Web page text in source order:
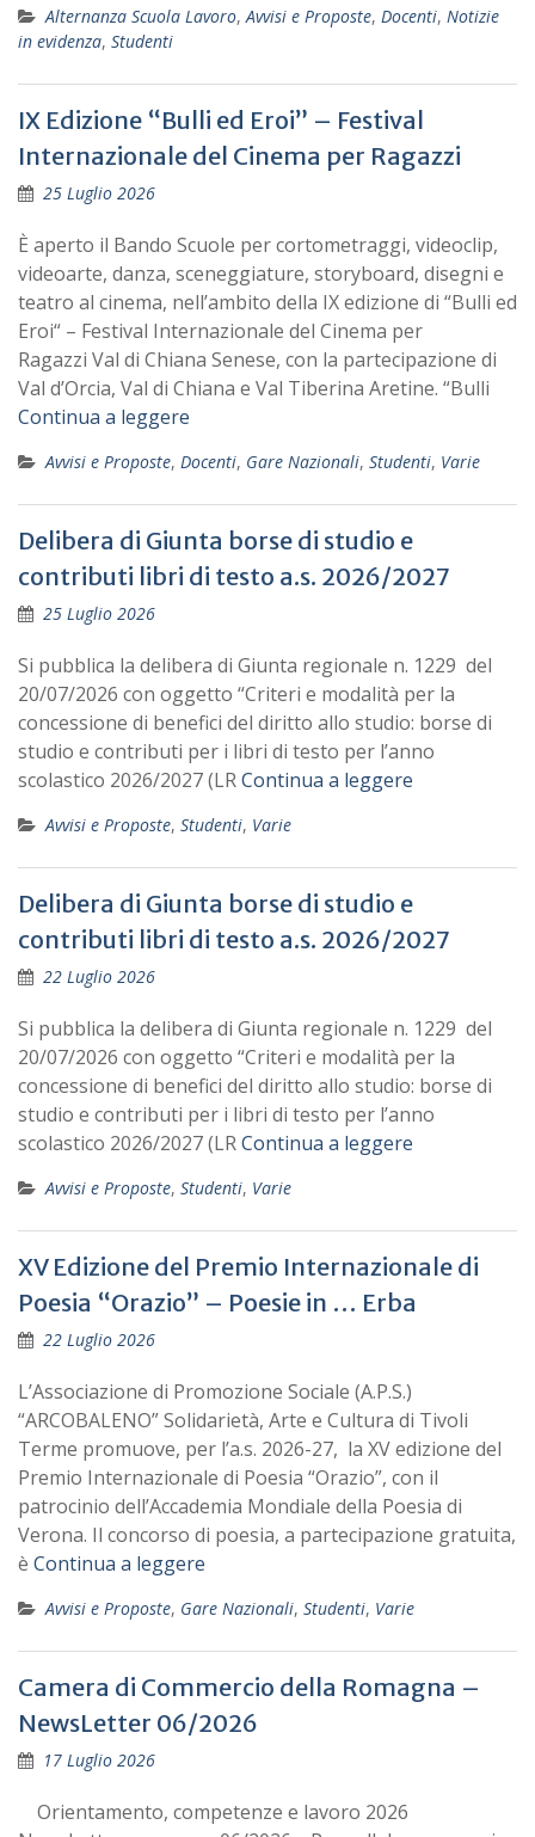
Alternanza Scuola Lavoro,Avvisi e Proposte, Docenti, Notizie
in evidenza, Studenti
IX Edizione “Bulli ed Eroi” – Festival
Internazionale del Cinema per Ragazzi
25 Luglio 2026
È aperto il Bando Scuole per cortometraggi, videoclip,
videoarte, danza, sceneggiature, storyboard, disegni e
teatro al cinema, nell’ambito della IX edizione di “Bulli ed
Eroi“ – Festival Internazionale del Cinema per
Ragazzi Val di Chiana Senese, con la partecipazione di
Val d’Orcia, Val di Chiana e Val Tiberina Aretine. “Bulli
Continua a leggere
Avvisi e Proposte, Docenti, Gare Nazionali, Studenti, Varie
Delibera di Giunta borse di studio e
contributi libri di testo a.s. 2026/2027
25 Luglio 2026
Si pubblica la delibera di Giunta regionale n. 1229 del
20/07/2026 con oggetto “Criteri e modalità per la
concessione di benefici del diritto allo studio: borse di
studio e contributi per i libri di testo per l’anno
scolastico 2026/2027 (LRContinua a leggere
Avvisi e Proposte, Studenti, Varie
Delibera di Giunta borse di studio e
contributi libri di testo a.s. 2026/2027
22 Luglio 2026
Si pubblica la delibera di Giunta regionale n. 1229 del
20/07/2026 con oggetto “Criteri e modalità per la
concessione di benefici del diritto allo studio: borse di
studio e contributi per i libri di testo per l’anno
scolastico 2026/2027 (LRContinua a leggere
Avvisi e Proposte, Studenti, Varie
XV Edizione del Premio Internazionale di
Poesia “Orazio” – Poesie in … Erba
22 Luglio 2026
L’Associazione di Promozione Sociale (A.P.S.)
“ARCOBALENO” Solidarietà, Arte e Cultura di Tivoli
Terme promuove, per l’a.s. 2026-27, la XV edizione del
Premio Internazionale di Poesia “Orazio”, con il
patrocinio dell’Accademia Mondiale della Poesia di
Verona. Il concorso di poesia, a partecipazione gratuita,
è Continua a leggere
Avvisi e Proposte, Gare Nazionali, Studenti, Varie
Camera di Commercio della Romagna –
NewsLetter 06/2026
17 Luglio 2026
Orientamento, competenze e lavoro 2026